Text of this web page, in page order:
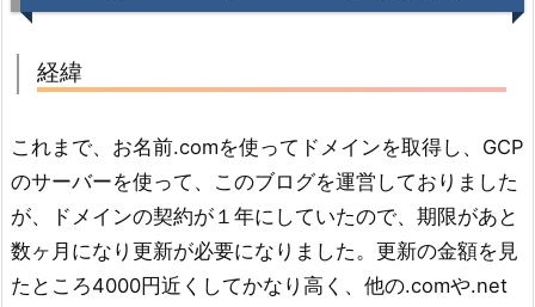
経緯
これまで、お名前.comを使ってドメインを取得し、GCP
のサーバーを使って、このブログを運営しておりました
が、ドメインの契約が１年にしていたので、期限があと
数ヶ月になり更新が必要になりました。更新の金額を見
たところ4000円近くしてかなり高く、他の.comや.net